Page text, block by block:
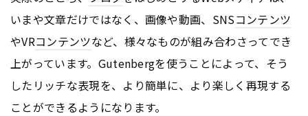
いまや文章だけではなく、画像や動画、SNSコンテンツ
やVRコンテンツなど、様々なものが組み合わさってでき
上がっています。Gutenbergを使うことによって、そう
したリッチな表現を、より簡単に、より楽しく再現する
ことができるようになります。